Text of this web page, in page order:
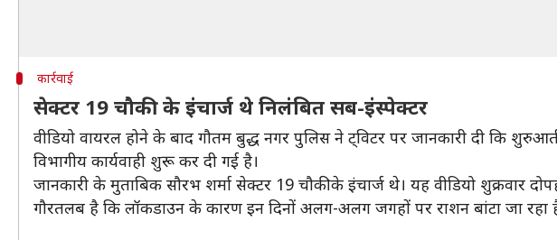
कार्रवाई
सेक्टर 19 चौकी के इंचार्ज थे निलंबित सब-इंस्पेक्टर
वीडियो वायरल होने के बाद गौतम बुद्ध नगर पुलिस ने ट्विटर पर जानकारी दी कि
विभागीय कार्यवाही शुरू कर दी गई है।
जानकारी के मुताबिक सौरभ शर्मा सेक्टर 19 चौकी के इंचार्ज थे। यह वीडियो शुक्रवार
गौरतलब है कि लॉकडाउन के कारण इन दिनों अलग-अलग जगहों पर राशन बांटा जा रहा